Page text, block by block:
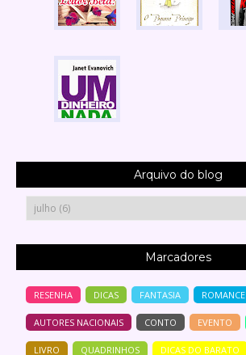
Arquivo do blog
Marcadores
RESENHA DICAS FANTASIA ROMANCE
AUTORES NACIONAIS CONTO EVENTO
LIVRO QUADRINHOS DICAS DO BARATO